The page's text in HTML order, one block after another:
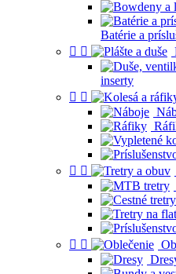
Batérie a
 
inserty
 
 
 